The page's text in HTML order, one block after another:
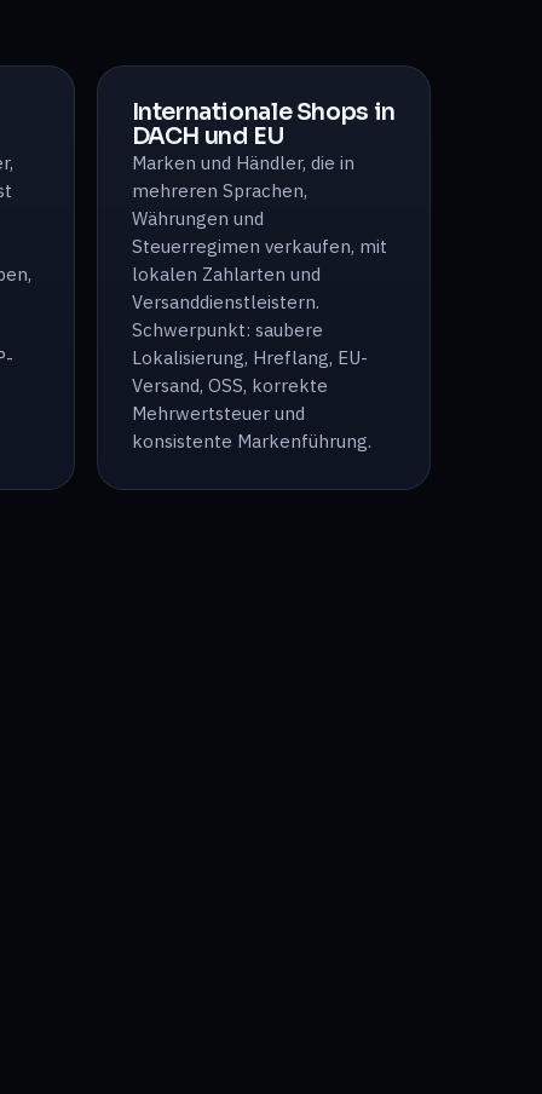
Internationale Shops in
DACH und EU
Marken und Händler, die in
mehreren Sprachen,
Währungen und
Steuerregimen verkaufen, mit
lokalen Zahlarten und
Versanddienstleistern.
Schwerpunkt: saubere
Lokalisierung, Hreflang, EU-
Versand, OSS, korrekte
Mehrwertsteuer und
konsistente Markenführung.